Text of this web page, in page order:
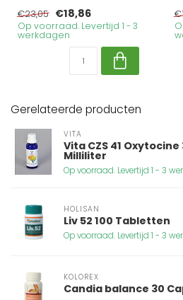
€23,05 €18,86
Op voorraad. Levertijd 1 - 3
werkdagen
Gerelateerde producten
VITA
Vita CZS 41 Oxytocine
Milliliter
Op voorraad. Levertijd 1 - 3
HOLISAN
Liv 52 100 Tabletten
Op voorraad. Levertijd 1 - 3
KOLOREX
Candia balance 30